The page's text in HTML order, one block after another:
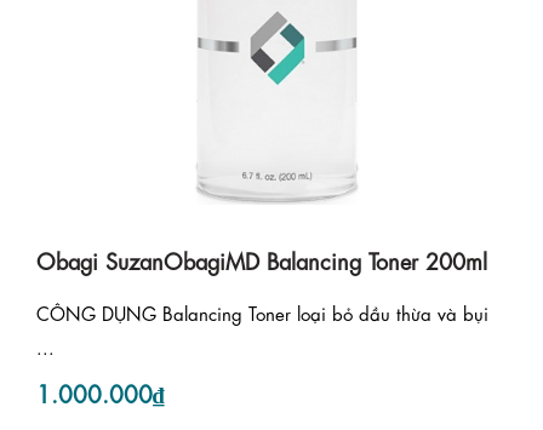
Obagi SuzanObagiMD Balancing Toner 200ml
CÔNG DỤNG Balancing Toner loại bỏ dầu thừa và bụi
1.000.000₫